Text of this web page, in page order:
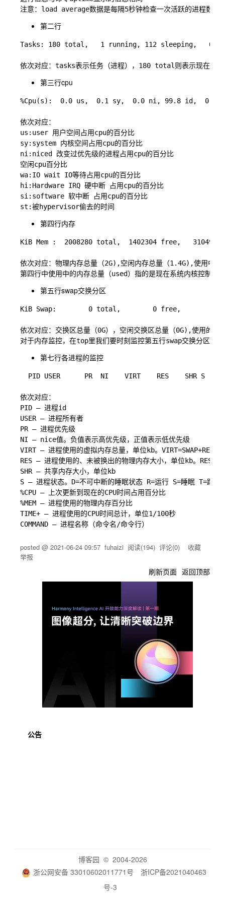
第二行
Tasks: 180 total,   1 running, 112 sleeping,   0
第三行cpu
%Cpu(s):  0.0 us,  0.1 sy,  0.0 ni, 99.8 id,
依次对应：
us:user 用户空间占用cpu的百分比
sy:system 内核空间占用cpu的百分比
ni:niced 改变过优先级的进程占用cpu的百分比
空闲cpu百分比
wa:IO wait IO等待占用cpu的百分比
hi:Hardware IRQ 硬中断 占用cpu的百分比
si:software 软中断 占用cpu的百分比
第四行内存
KiB Mem :  2008280 total,  1402304 free,   310492
依次对应：物理内存总量（2G),空闲内存总量（1.4G),使用中
第五行swap交换分区
KiB Swap:        0 total,        0 free,        0
依次对应：交换区总量（0G），空闲交换区总量（0G),使用的交
第七行各进程的监控
PID USER      PR  NI    VIRT    RES    SHR S
依次对应：
PID — 进程id
USER — 进程所有者
PR — 进程优先级
NI — nice值。负值表示高优先级，正值表示低优先级
VIRT — 进程使用的虚拟内存总量，单位kb。VIRT=SWAP+RES
RES — 进程使用的、未被换出的物理内存大小，单位kb。
SHR — 共享内存大小，单位kb
S — 进程状态。D=不可中断的睡眠状态 R=运行 S=睡眠 T=跟
%CPU — 上次更新到现在的CPU时间占用百分比
%MEM — 进程使用的物理内存百分比
TIME+ — 进程使用的CPU时间总计，单位1/100秒
posted @ 2021-06-24 09:57 fuhaizi 阅读(194) 评论(0) 收藏
举报
刷新页面 返回顶部
公告
博客园 © 2004-2026
浙公网安备 33010602011771号
浙ICP备2021040463
号-3